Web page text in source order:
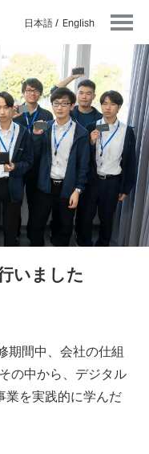
日本語 English
いました
期間中、会社の仕組
の中から、デジタル
業を実践的に学んだ